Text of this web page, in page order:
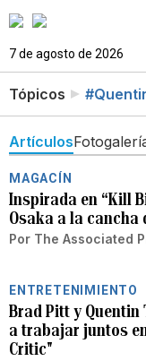
7 de agosto de 2026
Tópicos
Artículos
MAGACÍN
Inspirada en “Kill
Osaka a la cancha
Por The Associated
ENTRETENIMIENTO
Brad Pitt y
a trabajar juntos
Critic"